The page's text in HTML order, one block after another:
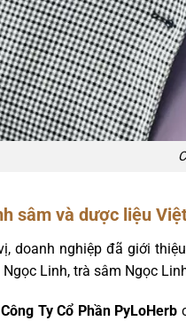
sâm và dược liệu
doanh nghiệp đã giới
Linh, trà sâm Ngọc
Công Ty Cổ Phần PyLoHerb